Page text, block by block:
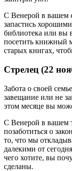
С Венерой в вашем
запастись
библиотека или вы
посетить книжный
старых книгах,
Стрелец (22
Забота о своей
завещание или не
этом месяце вы
С Венерой в вашем
позаботиться о
то, что мы
далекими от
чего хотите, вы
сделаны.